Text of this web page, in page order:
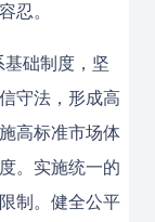
忍。
础制度，坚
守法，形成高
高标准市场体
。实施统一的
制。健全公平